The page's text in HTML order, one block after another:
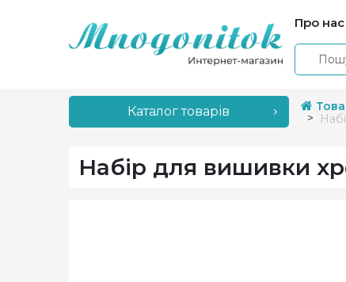
Про нас
Каталог товарів
Набір для вишивки